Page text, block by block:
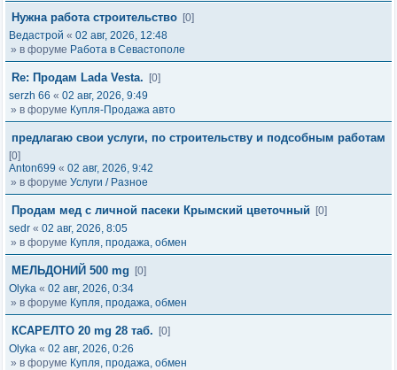
Нужна работа строительство [0]
Ведастрой « 02 авг, 2026, 12:48
» в форуме Работа в Севастополе
Re: Продам Lada Vesta.
[0]
serzh 66 « 02 авг, 2026, 9:49
» в форуме Купля-Продажа авто
предлагаю свои услуги, по строительству и подсобным работам
[0]
Anton699 « 02 авг, 2026, 9:42
» в форуме Услуги / Разное
Продам мед с личной пасеки Крымский цветочный
[0]
sedr « 02 авг, 2026, 8:05
» в форуме Купля, продажа, обмен
МЕЛЬДОНИЙ 500 mg
[0]
Olyka « 02 авг, 2026, 0:34
» в форуме Купля, продажа, обмен
КСАРЕЛТО 20 mg 28 таб.
[0]
Olyka « 02 авг, 2026, 0:26
» в форуме Купля, продажа, обмен